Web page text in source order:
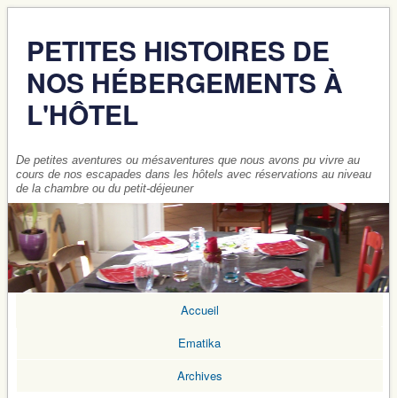
PETITES HISTOIRES DE
NOS HÉBERGEMENTS À
L'HÔTEL
De petites aventures ou mésaventures que nous avons pu vivre au
cours de nos escapades dans les hôtels avec réservations au niveau
de la chambre ou du petit-déjeuner
Accueil
Ematika
Archives